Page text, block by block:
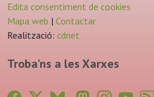
Edita consentiment de cookies
Mapa web | Contactar
Realització: cdnet
Troba'ns a les Xarxes